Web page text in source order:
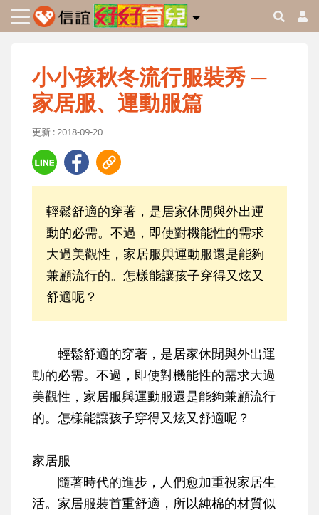
小小孩秋冬流行服裝秀 ─
家居服、運動服篇
更新 : 2018-09-20
輕鬆舒適的穿著，是居家休閒與外出運
動的必需。不過，即使對機能性的需求
大過美觀性，家居服與運動服還是能夠
兼顧流行的。怎樣能讓孩子穿得又炫又
舒適呢？
輕鬆舒適的穿著，是居家休閒與外出運
動的必需。不過，即使對機能性的需求大過
美觀性，家居服與運動服還是能夠兼顧流行
的。怎樣能讓孩子穿得又炫又舒適呢？
家居服
隨著時代的進步，人們愈加重視家居生
活。家居服裝首重舒適，所以純棉的材質似